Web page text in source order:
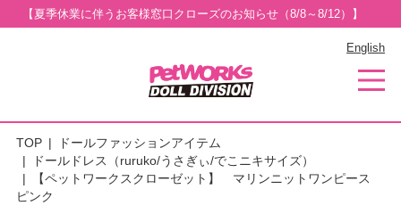
【夏季休業に伴うお客様窓口クローズのお知らせ（8/8～8/12）】
English
TOP
ドールファッションアイテム
ドールドレス（ruruko/うさぎぃ/でこニキサイズ）
【ペットワークスクローゼット】 マリンニットワンピース
ピンク